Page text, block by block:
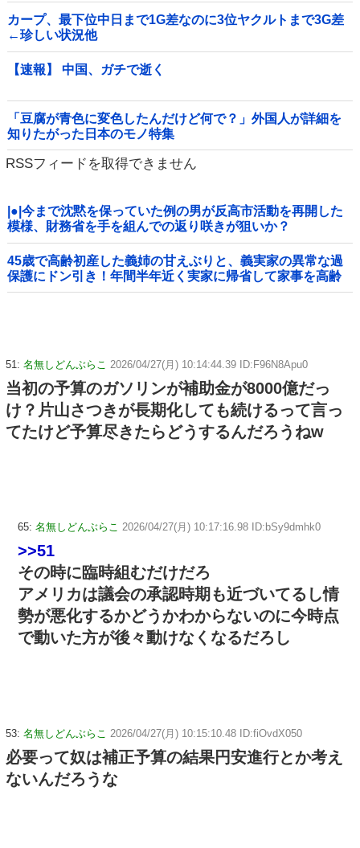
カープ、最下位中日まで1G差なのに3位ヤクルトまで3G差
←珍しい状況他
【速報】 中国、ガチで逝く
「豆腐が青色に変色したんだけど何で？」外国人が詳細を
知りたがった日本のモノ特集
RSSフィードを取得できません
|●|今まで沈黙を保っていた例の男が反高市活動を再開した
模様、財務省を手を組んでの返り咲きが狙いか？
45歳で高齢初産した義姉の甘えぶりと、義実家の異常な過
保護にドン引き！年間半年近く実家に帰省して家事を高齢
親に丸投げし、新幹線の移動すら義兄に送迎させてい
51: 名無しどんぶらこ 2026/04/27(月) 10:14:44.39 ID:F96N8Apu0
当初の予算のガソリンが補助金が8000億だっ
け？片山さつきが長期化しても続けるって言っ
てたけど予算尽きたらどうするんだろうねw
65: 名無しどんぶらこ 2026/04/27(月) 10:17:16.98 ID:bSy9dmhk0
>>51
その時に臨時組むだけだろ
アメリカは議会の承認時期も近づいてるし情
勢が悪化するかどうかわからないのに今時点
で動いた方が後々動けなくなるだろし
53: 名無しどんぶらこ 2026/04/27(月) 10:15:10.48 ID:fiOvdX050
必要って奴は補正予算の結果円安進行とか考え
ないんだろうな